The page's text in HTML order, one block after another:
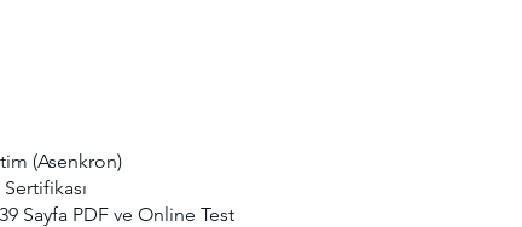
(Asenkron)
Sayfa PDF ve Online Test